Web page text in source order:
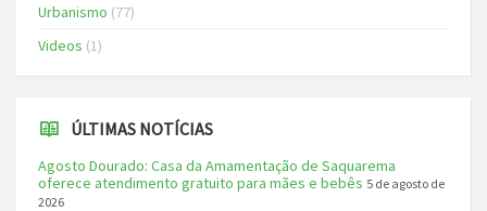
Urbanismo (77)
Videos (1)
ÚLTIMAS NOTÍCIAS
Agosto Dourado: Casa da Amamentação de Saquarema
oferece atendimento gratuito para mães e bebês 5 de agosto de
2026